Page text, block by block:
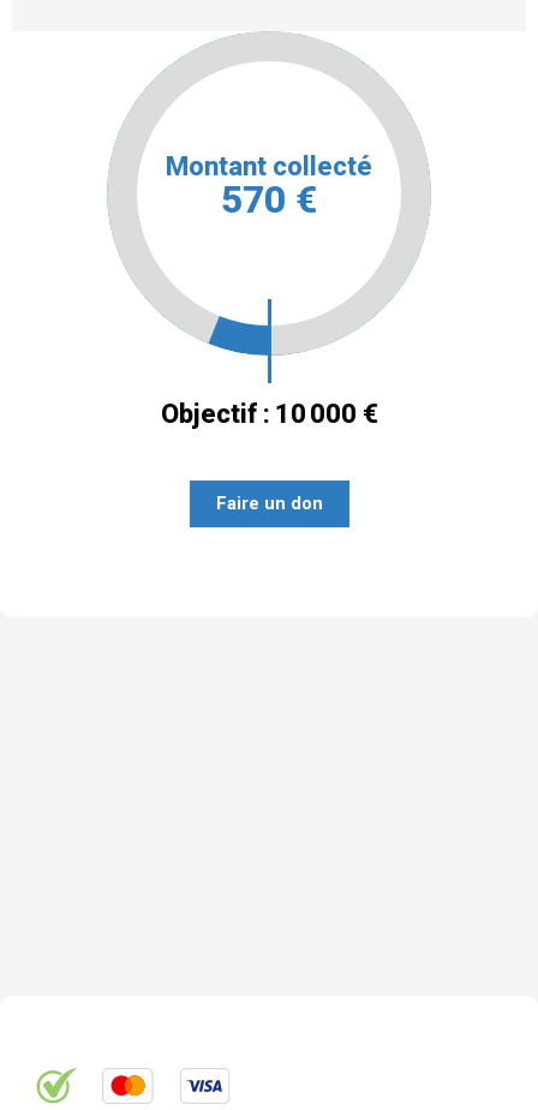
Montant collecté
570 €
Objectif : 10 000 €
Faire un don